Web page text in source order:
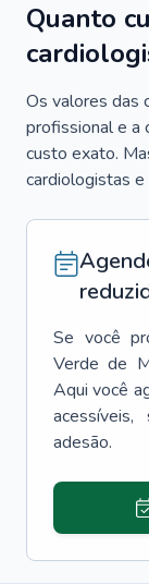
Quanto
Os valores das
profissional e a
custo exato.
cardiologistas
Se você
Verde de
Aqui você
adesão.